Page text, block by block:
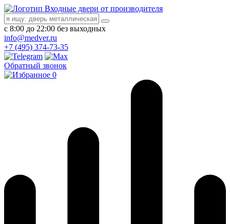
Входные двери от производителя
с 8:00 до 22:00 без выходных
info@medver.ru
+7 (495) 374-73-35
Обратный звонок
0